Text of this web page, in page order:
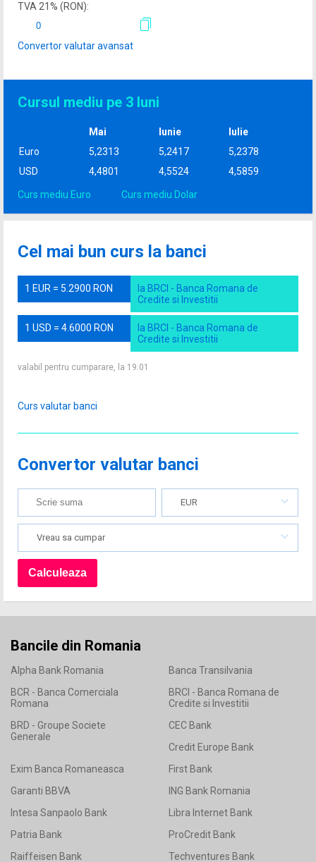
TVA 21% (RON):
Convertor valutar avansat
Cursul mediu pe 3 luni
Mai Iunie
Iulie
Euro
5,2313 5,2417
5,2378
USD
4,4801 4,5524 4,5859
Curs mediu Euro Curs mediu Dolar
Cel mai bun curs la banci
1 EUR = 5.2900 RON
la BRCI - Banca Romana de
Credite si Investitii
1 USD = 4.6000 RON
la BRCI - Banca Romana de
Credite si Investitii
valabil pentru cumparare, la 19.01
Curs valutar banci
Convertor valutar banci
EUR
Vreau sa cumpar
Bancile din Romania
Alpha Bank Romania
Banca Transilvania
BCR - Banca Comerciala
Romana
BRCI - Banca Romana de
Credite si Investitii
BRD - Groupe Societe
Generale
CEC Bank
Credit Europe Bank
Exim Banca Romaneasca
First Bank
Garanti BBVA
ING Bank Romania
Intesa Sanpaolo Bank
Libra Internet Bank
Patria Bank
ProCredit Bank
Raiffeisen Bank
Techventures Bank